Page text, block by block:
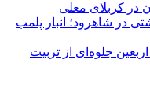
در کربلای معلی
در شاهرود؛ انبار پلمب
جلوه‌ای از تربیت